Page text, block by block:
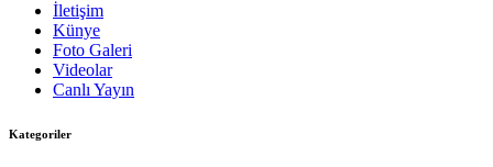
İletişim
Künye
Foto Galeri
Videolar
Canlı Yayın
Kategoriler